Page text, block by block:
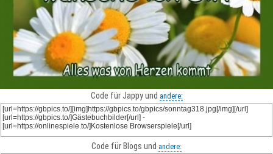
Code für Jappy und andere:
Code für Blogs und andere: